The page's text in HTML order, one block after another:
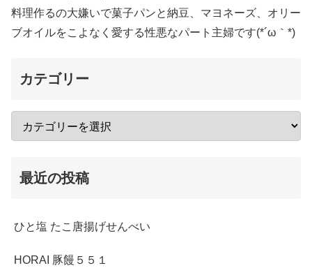
料理作るの大嫌いで菓子パンと納豆、マヨネーズ、オリー
ブオイルをこよなく愛する性悪なパート主婦です(*´ω｀*)
カテゴリー
最近の投稿
ひと塩 たこ唐揚げせんべい
HORAI 豚饅５５１